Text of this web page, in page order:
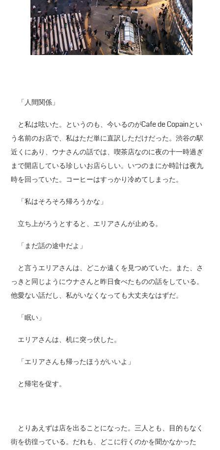
「人間関係」
と私は呟いた。というのも、今いるのがCafe de Copainとい
う名前のお店で、私はただ単に直訳しただけだった。渋谷の駅
近くにあり、ウナさんの話では、喫茶店なのに夜の十一時過ぎ
まで開店している珍しいお店らしい。いつのまにか時計は夜九
時を回っていた。コーヒーはすっかり冷めてしまった。
「私はそろそろ帰ろうかな」
立ち上がろうとすると、エリアさんが止める。
「まだ話の途中だよ」
と言うエリアさんは、どこか遠くを見つめていた。また、さ
っきと同じようにウナさんと昨日食べたものの話をしている。
他愛ない話だし、私がいなくなっても大丈夫なはずだ。
「眠い」
エリアさんは、机に突っ伏した。
「エリアさんも帰ったほうがいいよ」
と帰宅を促す。
とりあえずは店を出ることになった。三人とも、目的もなく
街を彷徨っている。だれも、どこに行くのかを聞かなかった